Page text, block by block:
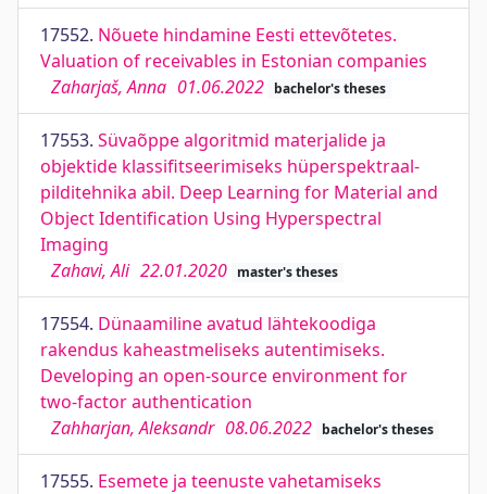
17552. Nõuete hindamine Eesti ettevõtetes.
Valuation of receivables in Estonian companies
Zaharjaš, Anna 01.06.2022 bachelor's theses
17553. Süvaõppe algoritmid materjalide ja
objektide klassifitseerimiseks hüperspektraal-
pilditehnika abil. Deep Learning for Material and
Object Identification Using Hyperspectral
Imaging
Zahavi, Ali 22.01.2020 master's theses
17554. Dünaamiline avatud lähtekoodiga
rakendus kaheastmeliseks autentimiseks.
Developing an open-source environment for
two-factor authentication
Zahharjan, Aleksandr 08.06.2022 bachelor's theses
17555. Esemete ja teenuste vahetamiseks